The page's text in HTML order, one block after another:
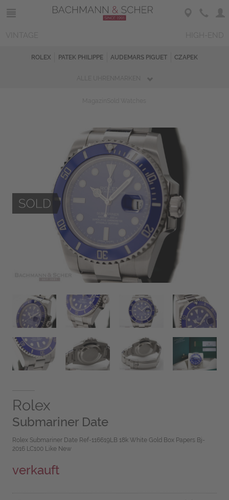
ROLEX PATEK PHILIPPE AUDEMARS PIGUET CZAPEK
Rolex
Submariner Date
Rolex Submariner Date Ref-116619LB 18k White Gold Box Papers Bj-
2016 LC100 Like New
verkauft